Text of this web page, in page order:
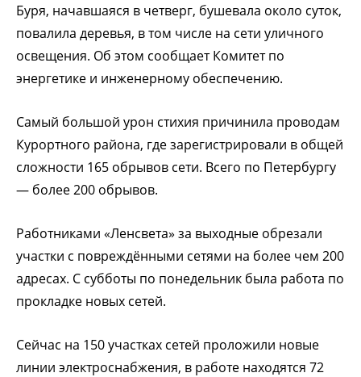
Буря, начавшаяся в четверг, бушевала около суток,
повалила деревья, в том числе на сети уличного
освещения. Об этом сообщает Комитет по
энергетике и инженерному обеспечению.
Самый большой урон стихия причинила проводам
Курортного района, где зарегистрировали в общей
сложности 165 обрывов сети. Всего по Петербургу
— более 200 обрывов.
Работниками «Ленсвета» за выходные обрезали
участки с повреждёнными сетями на более чем 200
адресах. С субботы по понедельник была работа по
прокладке новых сетей.
Сейчас на 150 участках сетей проложили новые
линии электроснабжения, в работе находятся 72